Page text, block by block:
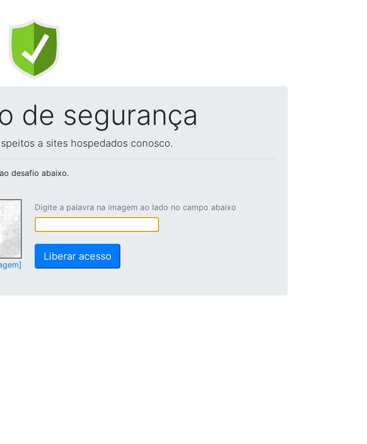
de segurança
a sites hospedados conosco.
desafio abaixo.
Digite a palavra na imagem ao lado no campo abaixo